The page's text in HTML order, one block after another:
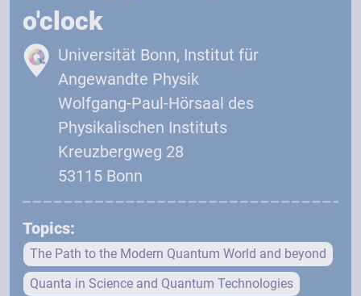
o'clock
Universität Bonn, Institut für
Angewandte Physik
Wolfgang-Paul-Hörsaal des
Physikalischen Instituts
Kreuzbergweg 28
53115 Bonn
Topics:
The Path to the Modern Quantum World and beyond
Quanta in Science and Quantum Technologies